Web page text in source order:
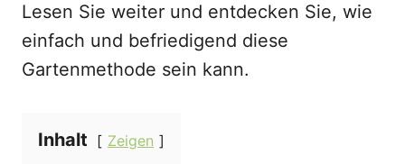
Lesen Sie weiter und entdecken Sie, wie
einfach und befriedigend diese
Gartenmethode sein kann.
Inhalt Zeigen